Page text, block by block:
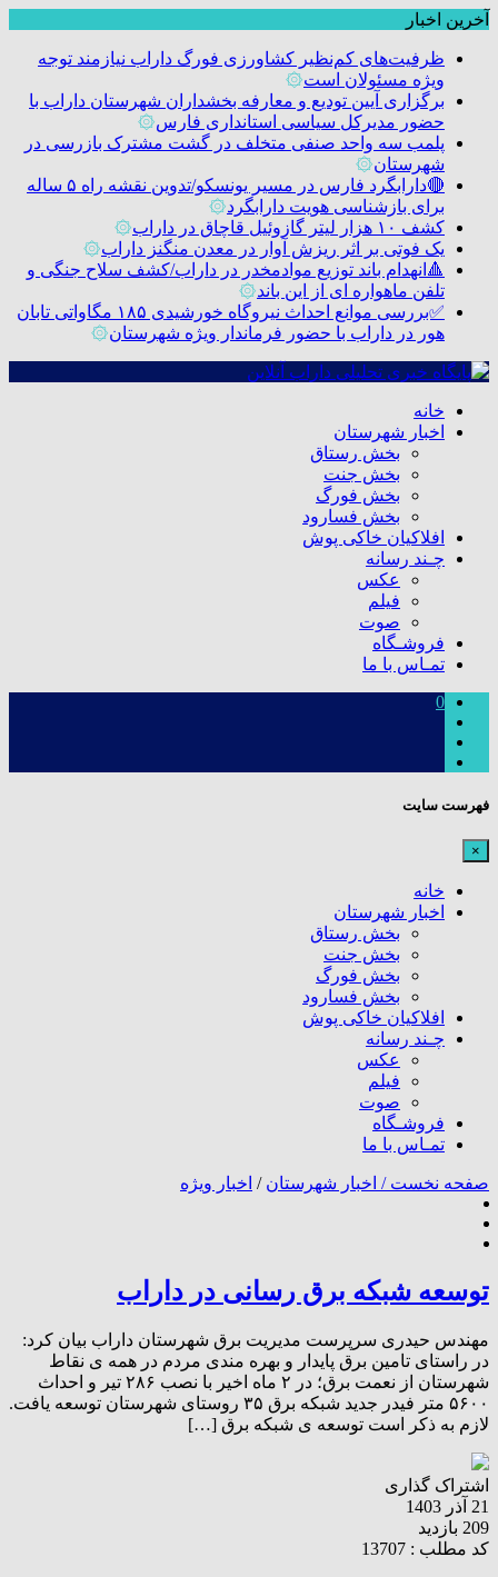
آخرین اخبار
ظرفیت‌های کم‌نظیر کشاورزی فورگ داراب نیازمند توجه
ویژه مسئولان است۞
برگزاری آیین تودیع و معارفه بخشداران شهرستان داراب با
حضور مدیرکل سیاسی استانداری فارس۞
پلمب سه واحد صنفی متخلف در گشت مشترک بازرسی در
شهرستان۞
🔴دارابگرد فارس در مسیر یونسکو/تدوین نقشه راه ۵ ساله
برای بازشناسی هویت دارابگرد۞
کشف ۱۰ هزار لیتر گازوئیل قاچاق در داراب
۞
یک فوتی بر اثر ریزش آوار در معدن منگنز داراب۞
🔺انهدام باند توزیع موادمخدر در داراب/کشف سلاح جنگی و
تلفن ماهواره ای از این باند۞
✅بررسی موانع احداث نیروگاه خورشیدی ۱۸۵ مگاواتی تابان
هور در داراب با حضور فرماندار ویژه شهرستان۞
خانه
اخبار شهرستان
بخش رستاق
بخش جنت
بخش فورگ
بخش فسارود
افلاکیان خاکی پوش
چـند رسانه
عکس
فیلم
صوت
فروشـگاه
تمـاس با ما
0
فهرست سایت
×
خانه
اخبار شهرستان
بخش رستاق
بخش جنت
بخش فورگ
بخش فسارود
افلاکیان خاکی پوش
چـند رسانه
عکس
فیلم
صوت
فروشـگاه
تمـاس با ما
صفحه نخست / اخبار شهرستان / اخبار ویژه
توسعه شبکه برق رسانی در داراب
مهندس حیدری سرپرست مدیریت برق شهرستان داراب بیان کرد:
در راستای تامین برق پایدار و بهره مندی مردم در همه ی نقاط
شهرستان از نعمت برق؛ در ۲ ماه اخیر با نصب ۲۸۶ تیر و احداث
۵۶۰۰ متر فیدر جدید شبکه برق ۳۵ روستای شهرستان توسعه یافت.
لازم به ذکر است توسعه ی شبکه برق […]
اشتراک گذاری
21 آذر 1403
209 بازدید
کد مطلب : 13707